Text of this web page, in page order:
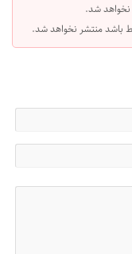
نخواهد شد.
باشد منتشر نخواهد شد.